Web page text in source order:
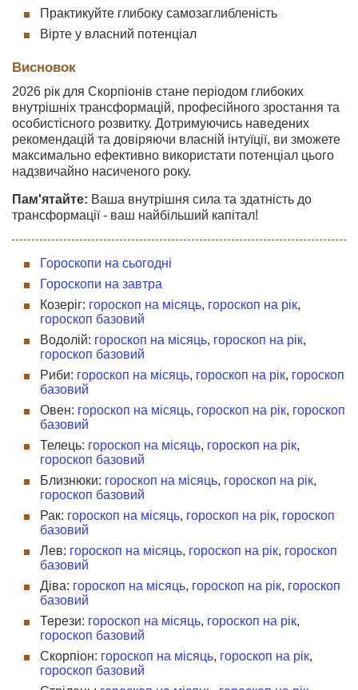
Практикуйте глибоку самозаглибленість
Вірте у власний потенціал
Висновок
2026 рік для Скорпіонів стане періодом глибоких
внутрішніх трансформацій, професійного зростання та
особистісного розвитку. Дотримуючись наведених
рекомендацій та довіряючи власній інтуїції, ви зможете
максимально ефективно використати потенціал цього
надзвичайно насиченого року.
Пам'ятайте: Ваша внутрішня сила та здатність до
трансформації - ваш найбільший капітал!
Гороскопи на сьогодні
Гороскопи на завтра
Козеріг: гороскоп на місяць, гороскоп на рік,
гороскоп базовий
Водолій: гороскоп на місяць, гороскоп на рік,
гороскоп базовий
Риби: гороскоп на місяць, гороскоп на рік, гороскоп
базовий
Овен: гороскоп на місяць, гороскоп на рік, гороскоп
базовий
Телець: гороскоп на місяць, гороскоп на рік,
гороскоп базовий
Близнюки: гороскоп на місяць, гороскоп на рік,
гороскоп базовий
Рак: гороскоп на місяць, гороскоп на рік, гороскоп
базовий
Лев: гороскоп на місяць, гороскоп на рік, гороскоп
базовий
Діва: гороскоп на місяць, гороскоп на рік, гороскоп
базовий
Терези: гороскоп на місяць, гороскоп на рік,
гороскоп базовий
Скорпіон: гороскоп на місяць, гороскоп на рік,
гороскоп базовий